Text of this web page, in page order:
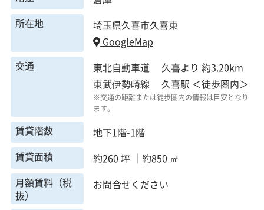
所在地
埼玉県久喜市久喜東
GoogleMap
交通
東北自動車道 久喜より 約3.20km
東武伊勢崎線 久喜駅 ＜徒歩圏内＞
※交通の距離または徒歩圏内の情報は目安となり
ます。
賃貸階数
地下1階-1階
賃貸面積
約260 坪 ｜約850 ㎡
月額賃料（税
抜）
お問合せください